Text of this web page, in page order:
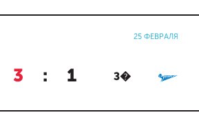
25 ФЕВРАЛЯ
3 : 1 З�